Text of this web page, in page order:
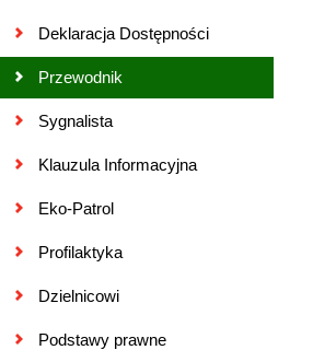
Deklaracja Dostępności
Przewodnik
Sygnalista
Klauzula Informacyjna
Eko-Patrol
Profilaktyka
Dzielnicowi
Podstawy prawne